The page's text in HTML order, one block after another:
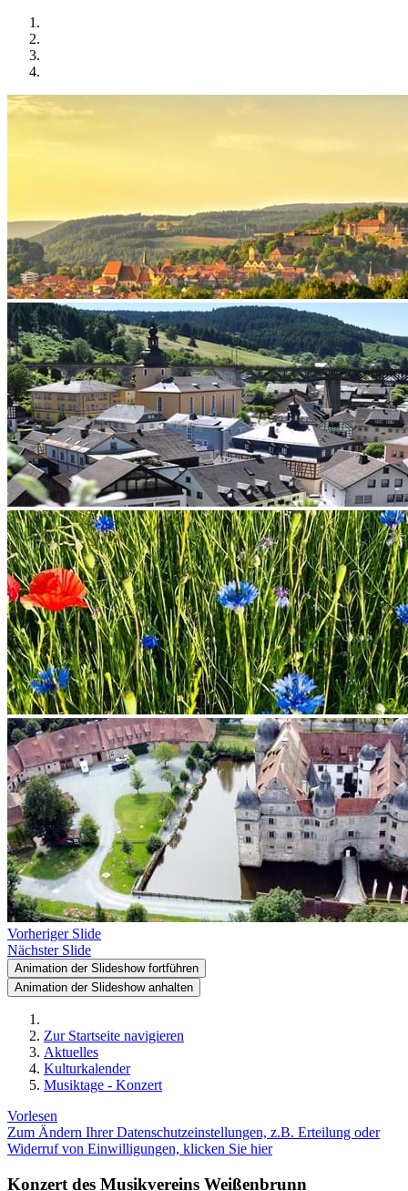
Vorheriger Slide
Nächster Slide
Animation der Slideshow fortführen
Animation der Slideshow anhalten
Zur Startseite navigieren
Aktuelles
Kulturkalender
Musiktage - Konzert
Vorlesen
Zum Ändern Ihrer Datenschutzeinstellungen, z.B. Erteilung oder
Widerruf von Einwilligungen, klicken Sie hier
Konzert des Musikvereins Weißenbrunn